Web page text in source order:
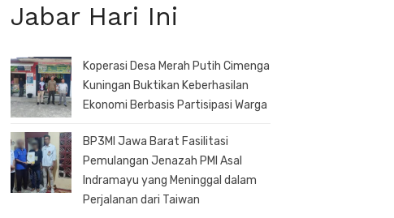
Jabar Hari Ini
Koperasi Desa Merah Putih Cimenga
Kuningan Buktikan Keberhasilan
Ekonomi Berbasis Partisipasi Warga
BP3MI Jawa Barat Fasilitasi
Pemulangan Jenazah PMI Asal
Indramayu yang Meninggal dalam
Perjalanan dari Taiwan